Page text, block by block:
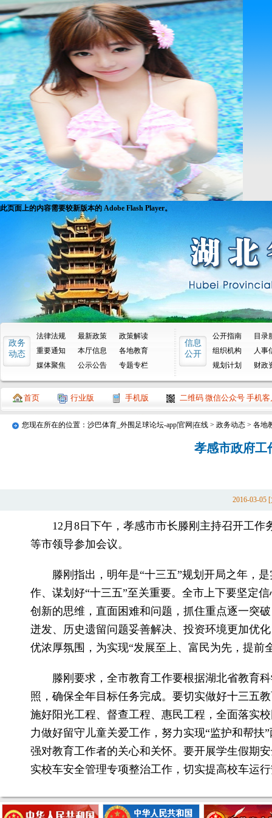
此页面上的内容需要较新版本的 Adobe Flash Player。
政务
动态
法律法规 最新政策
政策解读
重要通知
本厅信息
各地教育
媒体聚焦
公示公告 专题专栏
信息
公开
公开指南
目录
组织机构
人事
规划计划
财政
首页 行业版 手机版 二维码 微信公众号 手机客
您现在所在的位置： 沙巴体育_外围足球论坛-app|官网|在线> 政务动态> 各地
孝感市政府工
2016-03-05
12月8日下午，孝感市市长滕刚主持召开工
等市领导参加会议。
滕刚指出，明年是“十三五”规划开局之年，
作、谋划好“十三五”至关重要。全市上下要坚定
创新的思维，直面困难和问题，抓住重点逐一突
迸发、历史遗留问题妥善解决、投资环境更加优
优浓厚氛围，为实现“发展至上、富民为先，提前
滕刚要求，全市教育工作要根据湖北省教育
照，确保全年目标任务完成。要切实做好十三五
施好阳光工程、督查工程、惠民工程，全面落实
力做好留守儿童关爱工作，努力实现“监护和帮扶
强对教育工作者的关心和关怀。要开展学生假期
实校车安全管理专项整治工作，切实提高校车运